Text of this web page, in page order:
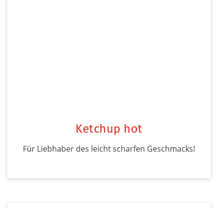
Ketchup hot
Für Liebhaber des leicht scharfen Geschmacks!